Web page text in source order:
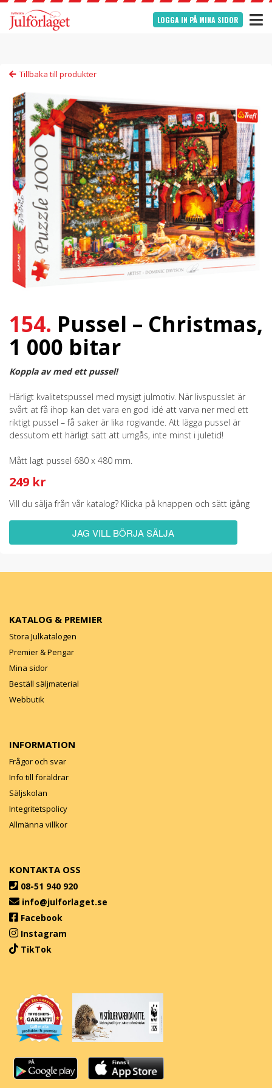
LOGGA IN PÅ MINA SIDOR
Tillbaka till produkter
154. Pussel – Christmas,
1 000 bitar
Koppla av med ett pussel!
Härligt kvalitetspussel med mysigt julmotiv. När livspusslet är
svårt at få ihop kan det vara en god idé att varva ner med ett
riktigt pussel – få saker är lika rogivande. Att lägga pussel är
dessutom ett härligt sätt att umgås, inte minst i juletid!
Mått lagt pussel 680 x 480 mm.
249 kr
Vill du sälja från vår katalog? Klicka på knappen och sätt igång
JAG VILL BÖRJA SÄLJA
KATALOG & PREMIER
Stora Julkatalogen
Premier & Pengar
Mina sidor
Beställ säljmaterial
Webbutik
INFORMATION
Frågor och svar
Info till föräldrar
Säljskolan
Integritetspolicy
Allmänna villkor
KONTAKTA OSS
08-51 940 920
info@julforlaget.se
Facebook
Instagram
TikTok